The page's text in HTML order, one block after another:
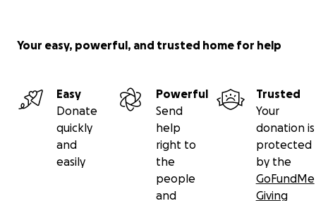
Your easy, powerful, and trusted home for help
Easy
Donate
quickly
and
easily
Powerful
Send
help
right to
the
people
and
Trusted
Your
donation is
protected
by the
GoFundMe
Giving